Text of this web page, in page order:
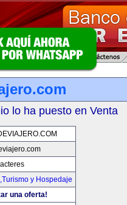
lo ha puesto en Venta
y Hospedaje
una oferta!